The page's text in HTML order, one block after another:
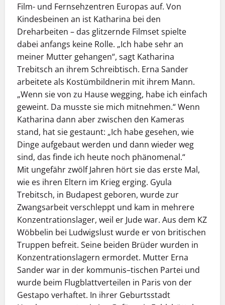
Film- und Fernsehzentren Europas auf. Von
Kindesbeinen an ist Katharina bei den
Dreharbeiten – das glitzernde Filmset spielte
dabei anfangs keine Rolle. „Ich habe sehr an
meiner Mutter gehangen“, sagt Katharina
Trebitsch an ihrem Schreibtisch. Erna Sander
arbeitete als Kostümbildnerin mit ihrem Mann.
„Wenn sie von zu Hause wegging, habe ich einfach
geweint. Da musste sie mich mitnehmen.“ Wenn
Katharina dann aber zwischen den Kameras
stand, hat sie gestaunt: „Ich habe gesehen, wie
Dinge aufgebaut werden und dann wieder weg
sind, das finde ich heute noch phänomenal.“
Mit ungefähr zwölf Jahren hört sie das erste Mal,
wie es ihren Eltern im Krieg erging. Gyula
Trebitsch, in Budapest geboren, wurde zur
Zwangsarbeit verschleppt und kam in mehrere
Konzentrationslager, weil er Jude war. Aus dem KZ
Wöbbelin bei Ludwigslust wurde er von britischen
Truppen befreit. Seine beiden Brüder wurden in
Konzentrationslagern ermordet. Mutter Erna
Sander war in der kommunis–tischen Partei und
wurde beim Flugblattverteilen in Paris von der
Gestapo verhaftet. In ihrer Geburtsstadt